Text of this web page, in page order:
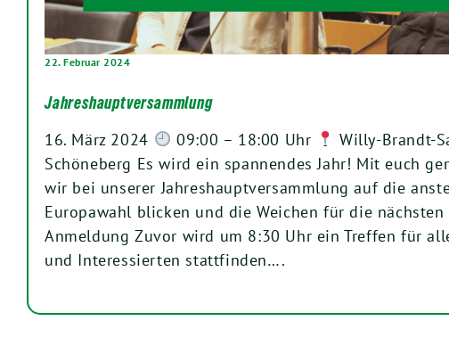
22. Februar 2024
Jahreshauptversammlung
16. März 2024 09:00 – 18:00 Uhr
Willy-Brandt-
Schöneberg Es wird ein spannendes Jahr! Mit euch
wir bei unserer Jahreshauptversammlung auf die
Europawahl blicken und die Weichen für die
Anmeldung Zuvor wird um 8:30 Uhr ein Treffen für
und Interessierten stattfinden….